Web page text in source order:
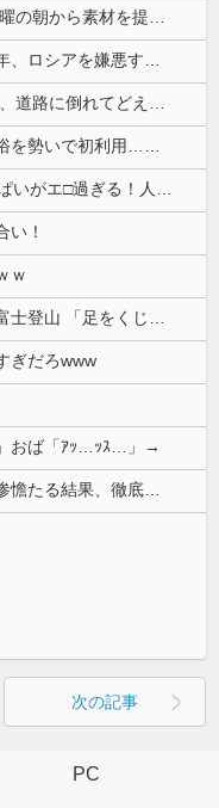
【画像】 サンモニの女子アナさん、日曜の朝から素材を提供してしまう
【悲報】ロシア報道官「広島市長は毎年、ロシアを嫌悪する『偽りの呪文』を繰り返し、日本人をゾンビ化させている」と主張
【悲報】 女さん、歩行者を轢いた挙句、道路に倒れてどえらいことになってしまうw w w w w w w
長身美ボディの保育士さんが女性用風俗を勢いで初利用…子供に絶対見せられないメスの顔でイキまくり。
井上晴美、乳首ヘア○ードや濡れ場お○ぱいがエ□過ぎる！人生最後のラスト写真集、最高！！
い！
ｗ
ドイツ人男性がランニングシューズで富士登山 「足をくじいて動けない」
ぎだろwww
おば「ｱｯ…ｯｽ…」→
韓国人「安貞桓が韓国代表に激怒！『惨憺たる結果、徹底的な刷新が必要だ』と監督や協会を痛烈批判」
次の記事
PC